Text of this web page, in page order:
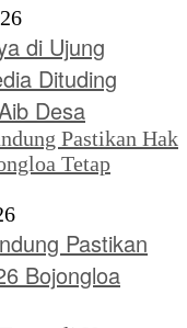
di Ujung
Dituding
Desa
Pastikan
Bojongloa